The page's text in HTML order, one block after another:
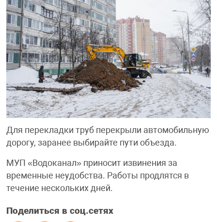
Для перекладки труб перекрыли автомобильную
дорогу, заранее выбирайте пути объезда.
МУП «Водоканал» приносит извинения за
временные неудобства. Работы продлятся в
течение нескольких дней.
Поделиться в соц.сетях